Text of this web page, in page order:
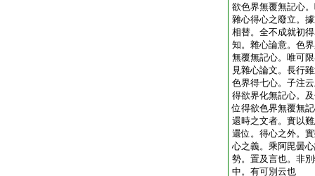
欲色界無覆無記心
雜心得心之廢立。
相替。全不成就初
知。雜心論意。色
無覆無記心。唯可
見雜心論文。長行
色界得七心。子注
得欲界化無記心。
位得欲色界無覆無
還時之文者。實以
還位。得心之外。
心之義。乘阿毘曇
勢。置及言也。非
中。有可別云也